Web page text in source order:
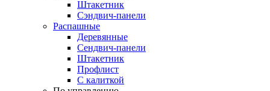
Штакетник
Сэндвич-панели
Распашные
Деревянные
Сендвич-панели
Штакетник
Профлист
С калиткой